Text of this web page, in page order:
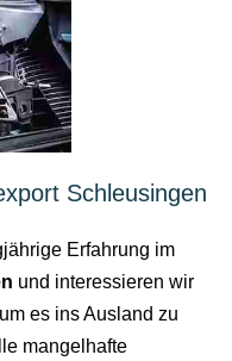
Schleusingen
Erfahrung im
und interessieren wir
es ins Ausland zu
mangelhafte